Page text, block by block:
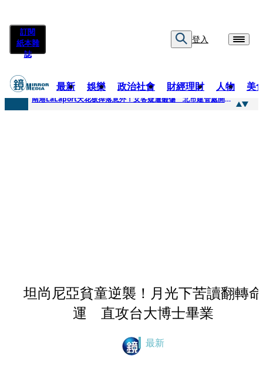
訂閱
紙本雜
誌
登入
最新 娛樂 政治社會 財經理財 人物 美
快訊
南港LaLaport天花板掉落意外！女客疑遭砸傷 北市建管處開罰30萬
坦尚尼亞貧童逆襲！月光下苦讀翻轉命
運 直攻台大博士畢業
最新